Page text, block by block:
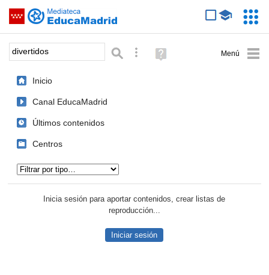
Saltar navegación
Palabra o frase: Búsqueda avanzada
Ayuda
(en
Inicio
Canal EducaMadrid
Últimos contenidos
Centros
Inicia sesión para aportar contenidos, crear listas de
reproducción...
Iniciar sesión